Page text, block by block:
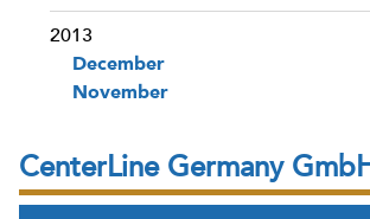
2013
December
November
CenterLine Germany